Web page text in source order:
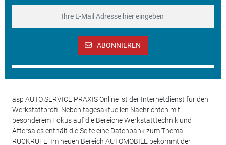
ABONNIEREN
asp AUTO SERVICE PRAXIS Online ist der Internetdienst für den
Werkstattprofi. Neben tagesaktuellen Nachrichten mit
besonderem Fokus auf die Bereiche Werkstatttechnik und
Aftersales enthält die Seite eine Datenbank zum Thema
RÜCKRUFE. Im neuen Bereich AUTOMOBILE bekommt der